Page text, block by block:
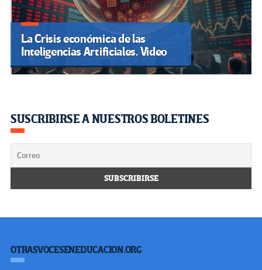
La Crisis económica de las
Inteligencias Artificiales. Video
SUSCRIBIRSE A NUESTROS BOLETINES
OTRASVOCESENEDUCACION.ORG